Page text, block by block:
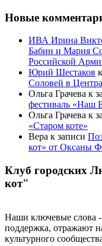
Новые
ИВА Ирина
Бабин и Мария
Российской
Юрий Шестаков
Соловей в
Ольга Грачева к
фестиваль «Наш
Ольга Грачева к
«Старом коте»
Вера к записи
кот» от Оксаны
Клуб городских
кот"
Наши ключевые слова -
поддержка, отражают
культурного